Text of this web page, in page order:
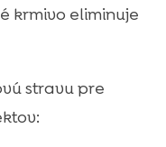
krmivo eliminuje
stravu pre